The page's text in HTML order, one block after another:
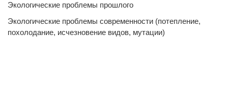
Экологические проблемы прошлого
Экологические проблемы современности (потепление,
похолодание, исчезновение видов, мутации)